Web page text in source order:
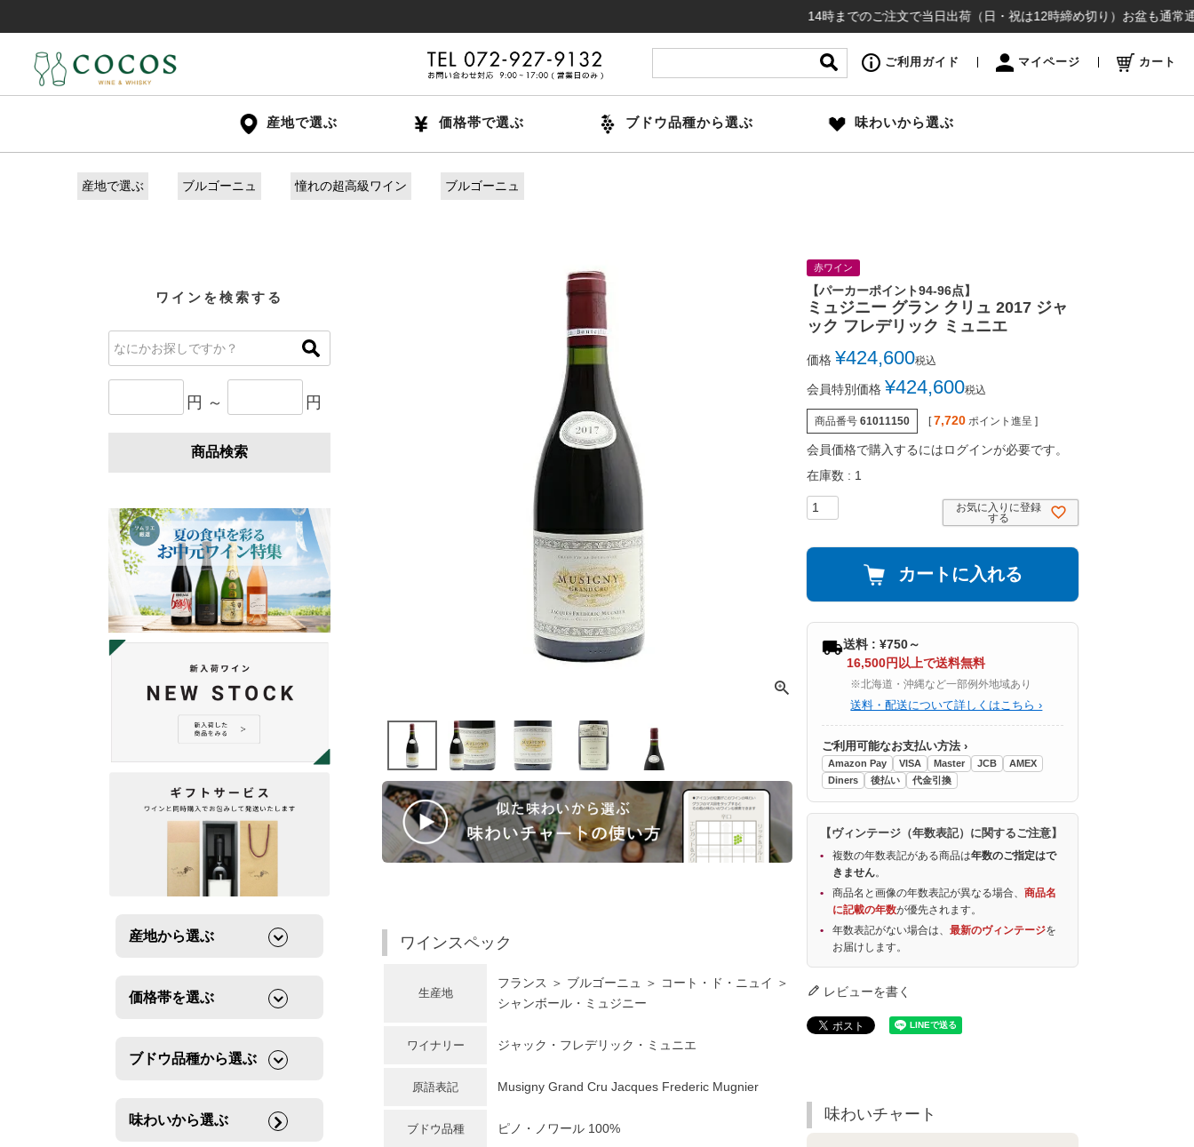
14時までのご注文で当日出荷（日・祝は12時締め切り）お盆も通常通り出
ご利用ガイド マイページ カート
産地で選ぶ 価格帯で選ぶ ブドウ品種から選ぶ 味わいから選ぶ
産地で選ぶ ブルゴーニュ 憧れの超高級ワイン ブルゴーニュ
ワインを検索する
円 ～ 円
商品検索
産地から選ぶ
価格帯を選ぶ
ブドウ品種から選ぶ
味わいから選ぶ
ワインスペック
生産地
フランス ＞ ブルゴーニュ ＞ コート・ド・ニュイ ＞
シャンボール・ミュジニー
ワイナリー ジャック・フレデリック・ミュニエ
原語表記 Musigny Grand Cru Jacques Frederic Mugnier
ブドウ品種 ピノ・ノワール 100%
赤ワイン
【パーカーポイント94-96点】
ミュジニー グラン クリュ 2017 ジャ
ック フレデリック ミュニエ
価格 ¥424,600税込
会員特別価格 ¥424,600税込
商品番号 61011150 [ 7,720 ポイント進呈 ]
会員価格で購入するにはログインが必要です。
在庫数
1
お気に入りに登録
する
カートに入れる
送料 : ¥750～
16,500円以上で送料無料
※北海道・沖縄など一部例外地域あり
送料・配送について詳しくはこちら ›
ご利用可能なお支払い方法 ›
Amazon Pay VISA Master JCB
AMEX
Diners
後払い 代金引換
【ヴィンテージ（年数表記）に関するご注意】
複数の年数表記がある商品は年数のご指定はで
きません。
商品名と画像の年数表記が異なる場合、商品名
に記載の年数が優先されます。
年数表記がない場合は、最新のヴィンテージを
お届けします。
レビューを書く
味わいチャート